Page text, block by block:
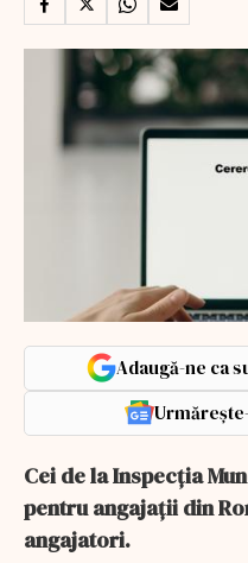
Adaugă-ne ca
Cei de la Inspecţia
pentru angajaţii din
angajatori.